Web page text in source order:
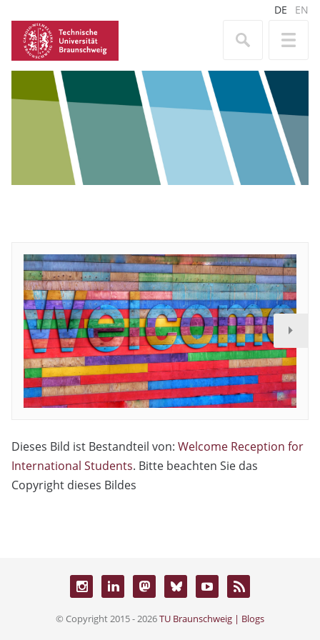
DE EN
Dieses Bild ist Bestandteil von: Welcome Reception for
International Students. Bitte beachten Sie das
Copyright dieses Bildes
© Copyright 2015 - 2026TU Braunschweig | Blogs